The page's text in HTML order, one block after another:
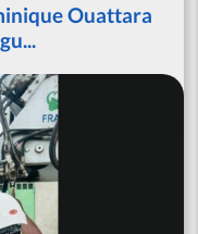
Ouattara